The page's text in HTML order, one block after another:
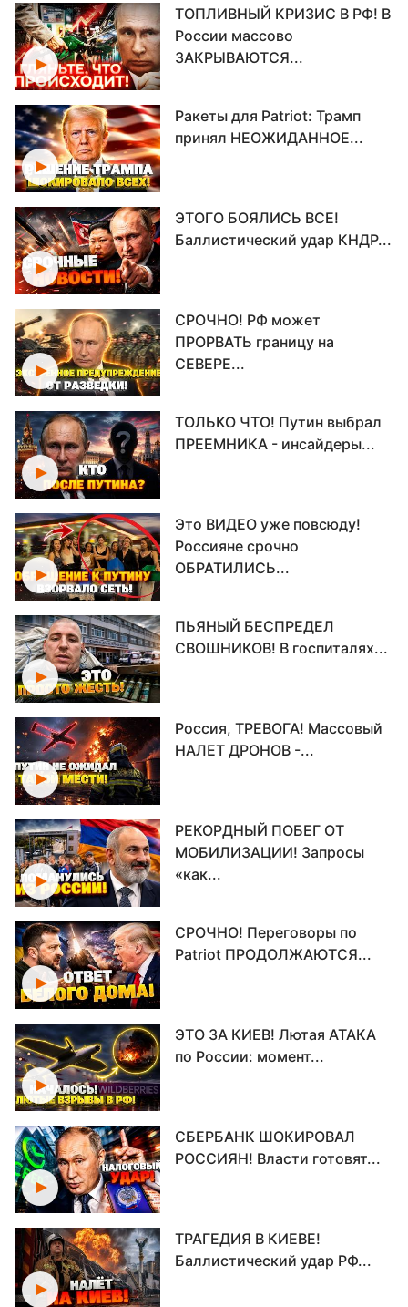
ТОПЛИВНЫЙ КРИЗИС В РФ! В
России массово
ЗАКРЫВАЮТСЯ...
Ракеты для Patriot: Трамп
принял НЕОЖИДАННОЕ...
ЭТОГО БОЯЛИСЬ ВСЕ!
Баллистический удар КНДР...
СРОЧНО! РФ может
ПРОРВАТЬ границу на
СЕВЕРЕ...
ТОЛЬКО ЧТО! Путин выбрал
ПРЕЕМНИКА - инсайдеры...
Это ВИДЕО уже повсюду!
Россияне срочно
ОБРАТИЛИСЬ...
ПЬЯНЫЙ БЕСПРЕДЕЛ
СВОШНИКОВ! В госпиталях...
Россия, ТРЕВОГА! Массовый
НАЛЕТ ДРОНОВ -...
РЕКОРДНЫЙ ПОБЕГ ОТ
МОБИЛИЗАЦИИ! Запросы
«как...
СРОЧНО! Переговоры по
Patriot ПРОДОЛЖАЮТСЯ...
ЭТО ЗА КИЕВ! Лютая АТАКА
по России: момент...
СБЕРБАНК ШОКИРОВАЛ
РОССИЯН! Власти готовят...
ТРАГЕДИЯ В КИЕВЕ!
Баллистический удар РФ...